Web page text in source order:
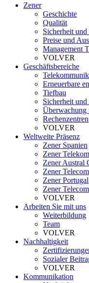
Zener
Geschichte
Qualität
Sicherheit
Preise und
Management
VOLVER
Geschäftsbereiche
Erneuerbare
Tiefbau
Sicherheit
Überwachung
Rechenzentren
VOLVER
Weltweite Präsenz
Zener Spanien
Zener
Zener Austral
Zener
Zener Portugal
Zener
VOLVER
Arbeiten Sie mit uns
Weiterbildung
Team
VOLVER
Nachhaltigkeit
Sozialer
VOLVER
Kommunikation